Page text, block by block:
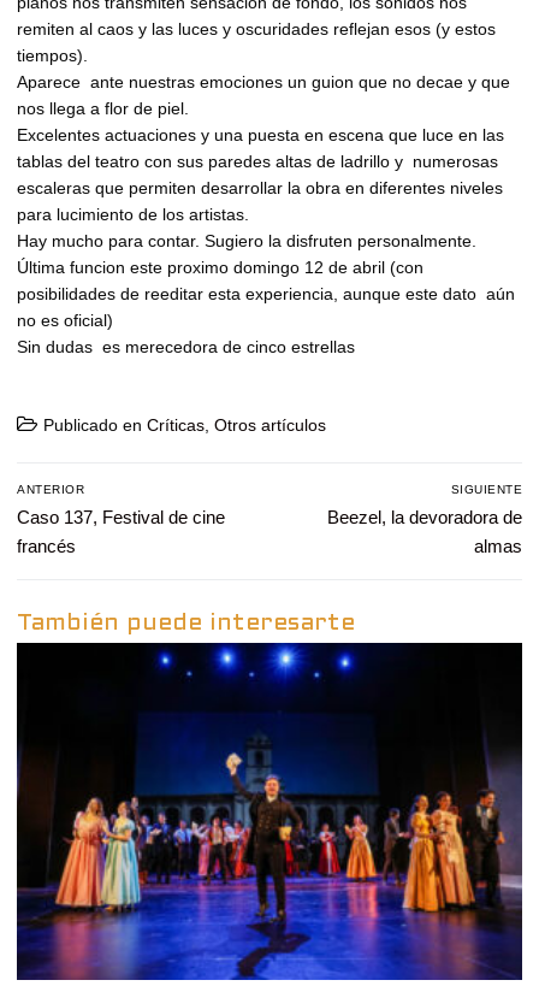
remiten al caos y las luces y oscuridades reflejan esos (y estos
tiempos).
Aparece ante nuestras emociones un guion que no decae y que
nos llega a flor de piel.
Excelentes actuaciones y una puesta en escena que luce en las
tablas del teatro con sus paredes altas de ladrillo y numerosas
escaleras que permiten desarrollar la obra en diferentes niveles
para lucimiento de los artistas.
Hay mucho para contar. Sugiero la disfruten personalmente.
Última funcion este proximo domingo 12 de abril (con
posibilidades de reeditar esta experiencia, aunque este dato aún
no es oficial)
Sin dudas es merecedora de cinco estrellas
Publicado en Críticas, Otros artículos
Navegación
de
entradas
ANTERIOR
Entrada
anterior:
Caso 137, Festival de cine
francés
SIGUIENTE
Entrada
Beezel, la devoradora de
almas
También puede interesarte